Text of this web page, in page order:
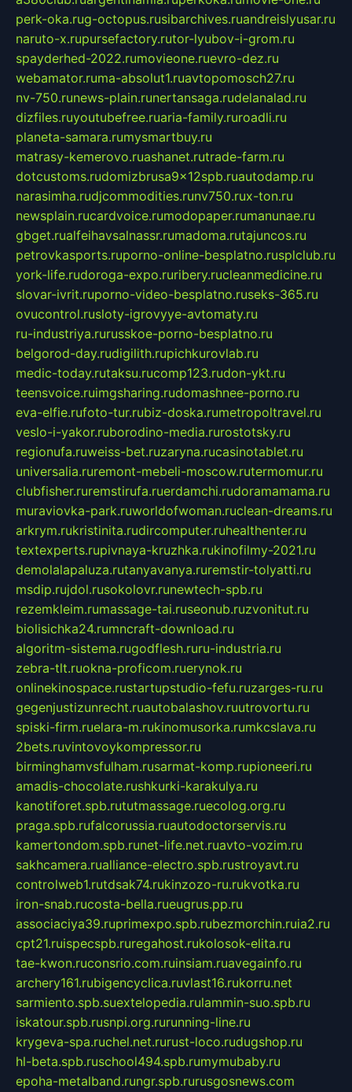
perk-oka.rug-octopus.rusibarchives.ruandreislyusar.ru
naruto-x.rupursefactory.rutor-lyubov-i-grom.ru
spayderhed-2022.rumovieone.ruevro-dez.ru
webamator.ruma-absolut1.ruavtopomosch27.ru
nv-750.runews-plain.runertansaga.rudelanalad.ru
dizfiles.ruyoutubefree.ruaria-family.ruroadli.ru
planeta-samara.rumysmartbuy.ru
matrasy-kemerovo.ruashanet.rutrade-farm.ru
dotcustoms.rudomizbrusa9x12spb.ruautodamp.ru
narasimha.rudjcommodities.runv750.rux-ton.ru
newsplain.rucardvoice.rumodopaper.rumanunae.ru
gbget.rualfeihavsalnassr.rumadoma.rutajuncos.ru
petrovkasports.ruporno-online-besplatno.rusplclub.ru
york-life.rudoroga-expo.ruribery.rucleanmedicine.ru
slovar-ivrit.ruporno-video-besplatno.ruseks-365.ru
ovucontrol.rusloty-igrovyye-avtomaty.ru
ru-industriya.rurusskoe-porno-besplatno.ru
belgorod-day.rudigilith.rupichkurovlab.ru
medic-today.rutaksu.rucomp123.rudon-ykt.ru
teensvoice.ruimgsharing.rudomashnee-porno.ru
eva-elfie.rufoto-tur.rubiz-doska.rumetropoltravel.ru
veslo-i-yakor.ruborodino-media.rurostotsky.ru
regionufa.ruweiss-bet.ruzaryna.rucasinotablet.ru
universalia.ruremont-mebeli-moscow.rutermomur.ru
clubfisher.ruremstirufa.ruerdamchi.rudoramamama.ru
muraviovka-park.ruworldofwoman.ruclean-dreams.ru
arkrym.rukristinita.rudircomputer.ruhealthenter.ru
textexperts.rupivnaya-kruzhka.rukinofilmy-2021.ru
demolalapaluza.rutanyavanya.ruremstir-tolyatti.ru
msdip.rujdol.rusokolovr.runewtech-spb.ru
rezemkleim.rumassage-tai.ruseonub.ruzvonitut.ru
biolisichka24.rumncraft-download.ru
algoritm-sistema.rugodflesh.ruru-industria.ru
zebra-tlt.ruokna-proficom.ruerynok.ru
onlinekinospace.rustartupstudio-fefu.ruzarges-ru.ru
gegenjustizunrecht.ruautobalashov.ruutrovortu.ru
spiski-firm.ruelara-m.rukinomusorka.rumkcslava.ru
2bets.ruvintovoykompressor.ru
birminghamvsfulham.rusarmat-komp.rupioneeri.ru
amadis-chocolate.rushkurki-karakulya.ru
kanotiforet.spb.rututmassage.ruecolog.org.ru
praga.spb.rufalcorussia.ruautodoctorservis.ru
kamertondom.spb.runet-life.net.ruavto-vozim.ru
sakhcamera.rualliance-electro.spb.rustroyavt.ru
controlweb1.rutdsak74.rukinzozo-ru.rukvotka.ru
iron-snab.rucosta-bella.rueugrus.pp.ru
associaciya39.ruprimexpo.spb.rubezmorchin.ruia2.ru
cpt21.ruispecspb.ruregahost.rukolosok-elita.ru
tae-kwon.ruconsrio.com.ruinsiam.ruavegainfo.ru
archery161.rubigencyclica.ruvlast16.rukorru.net
sarmiento.spb.suextelopedia.rulammin-suo.spb.ru
iskatour.spb.rusnpi.org.rurunning-line.ru
krygeva-spa.ruchel.net.rurust-loco.rudugshop.ru
hl-beta.spb.ruschool494.spb.rumymubaby.ru
epoha-metalband.rungr.spb.rurusgosnews.com